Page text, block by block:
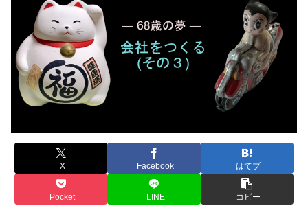
X Facebook はてブ
Pocket LINE コピー